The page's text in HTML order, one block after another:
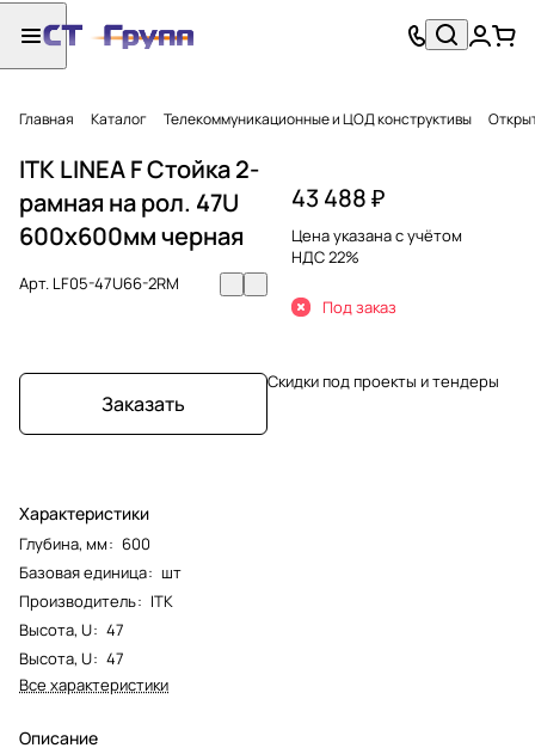
Главная Каталог Телекоммуникационные и ЦОД конструктивы
ITK LINEA F Стойка 2-
рамная на рол. 47U
600х600мм черная
Арт. LF05-47U66-2RM
Заказать
Характеристики
Глубина, мм: 600
Базовая единица: шт
Производитель: ITK
Высота, U: 47
Высота, U: 47
Все характеристики
Описание
43 488 ₽
Цена указана с учётом
НДС 22%
Под заказ
Скидки под проекты и тендеры